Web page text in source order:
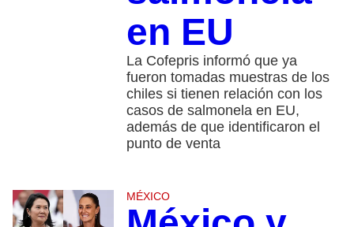
en EU
La Cofepris informó que ya
fueron tomadas muestras de los
chiles si tienen relación con los
casos de salmonela en EU,
además de que identificaron el
punto de venta
MÉXICO